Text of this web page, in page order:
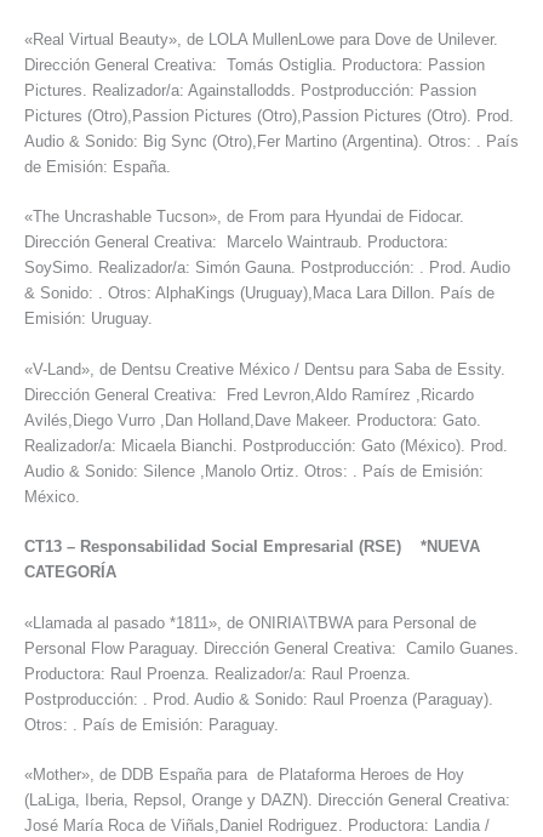
«Real Virtual Beauty», de LOLA MullenLowe para Dove de Unilever.
Dirección General Creativa: Tomás Ostiglia. Productora: Passion
Pictures. Realizador/a: Againstallodds. Postproducción: Passion
Pictures (Otro),Passion Pictures (Otro),Passion Pictures (Otro). Prod.
Audio & Sonido: Big Sync (Otro),Fer Martino (Argentina). Otros: . País
de Emisión: España.
«The Uncrashable Tucson», de From para Hyundai de Fidocar.
Dirección General Creativa: Marcelo Waintraub. Productora:
SoySimo. Realizador/a: Simón Gauna. Postproducción: . Prod. Audio
& Sonido: . Otros: AlphaKings (Uruguay),Maca Lara Dillon. País de
Emisión: Uruguay.
«V-Land», de Dentsu Creative México / Dentsu para Saba de Essity.
Dirección General Creativa: Fred Levron,Aldo Ramírez ,Ricardo
Avilés,Diego Vurro ,Dan Holland,Dave Makeer. Productora: Gato.
Realizador/a: Micaela Bianchi. Postproducción: Gato (México). Prod.
Audio & Sonido: Silence ,Manolo Ortiz. Otros: . País de Emisión:
México.
CT13 – Responsabilidad Social Empresarial (RSE) *NUEVA
CATEGORÍA
«Llamada al pasado *1811», de ONIRIA\TBWA para Personal de
Personal Flow Paraguay. Dirección General Creativa: Camilo Guanes.
Productora: Raul Proenza. Realizador/a: Raul Proenza.
Postproducción: . Prod. Audio & Sonido: Raul Proenza (Paraguay).
Otros: . País de Emisión: Paraguay.
«Mother», de DDB España para de Plataforma Heroes de Hoy
(LaLiga, Iberia, Repsol, Orange y DAZN). Dirección General Creativa:
José María Roca de Viñals,Daniel Rodriguez. Productora: Landia /